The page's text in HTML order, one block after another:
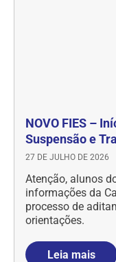
NOVO FIES –
Suspensão e
27 DE JULHO DE 2026
Atenção, alunos
informações da
processo de
orientações.
Leia mais